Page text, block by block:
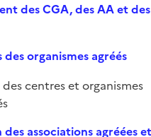
des CGA, des AA et des
organismes agréés
des centres et organismes
des associations agréées